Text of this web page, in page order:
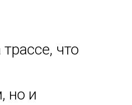
что
но и